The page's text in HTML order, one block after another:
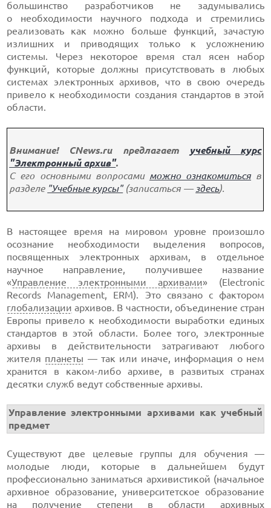
большинство разработчиков не задумывались
о необходимости научного подхода и стремились
реализовать как можно больше функций, зачастую
излишних и приводящих только к усложнению
системы. Через некоторое время стал ясен набор
функций, которые должны присутствовать в любых
системах электронных архивов, что в свою очередь
привело к необходимости создания стандартов в этой
области.
Внимание! CNews.ru предлагает
учебный курс
"Электронный архив".
С его основными вопросами можно ознакомитьсяв
разделе "Учебные курсы"(записаться — здесь).
В настоящее время на мировом уровне произошло
осознание необходимости выделения вопросов,
посвященных электронных архивам, в отдельное
научное направление, получившее название
«Управление электронными архивами» (Electronic
Records Management, ERM). Это связано с фактором
глобализации архивов. В частности, объединение стран
Европы привело к необходимости выработки единых
стандартов в этой области. Более того, электронные
архивы в действительности затрагивают любого
жителя планеты — так или иначе, информация о нем
хранится в каком-либо архиве, в развитых странах
десятки служб ведут собственные архивы.
Управление электронными архивами как учебный
предмет
Существуют две целевые группы для обучения —
молодые люди, которые в дальнейшем будут
профессионально заниматься архивистикой (начальное
архивное образование, университетское образование
на получение степени в области архивных